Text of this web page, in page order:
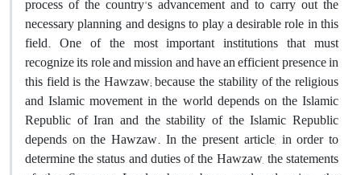
necessary planning and designs to play a desirable role in this
field. One of the most important institutions that must
recognize its role and mission and have an efficient presence in
this field is the Hawzaw; because the stability of the religious
and Islamic movement in the world depends on the Islamic
Republic of Iran and the stability of the Islamic Republic
depends on the Hawzaw. In the present article, in order to
determine the status and duties of the Hawzaw, the statements